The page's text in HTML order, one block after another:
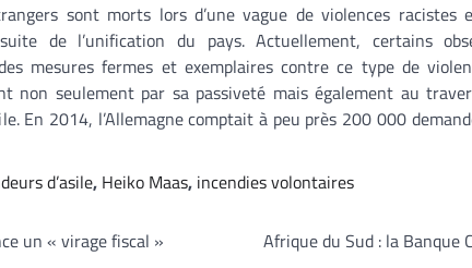
sont morts lors d’une vague de violences racistes
de l’unification du pays. Actuellement, certains
mesures fermes et exemplaires contre ce type de
non seulement par sa passiveté mais également au
En 2014, l’Allemagne comptait à peu près 200 000
d’asile, Heiko Maas, incendies volontaires
un « virage fiscal » Afrique du Sud : la Banque